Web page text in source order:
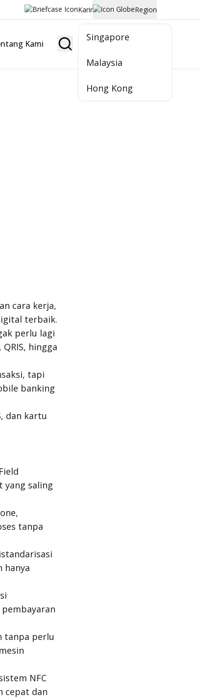
Karir Region
Singapore
Malaysia
Hong Kong
Kami Jadi Nasabah
cara kerja,
terbaik.
perlu lagi
hingga
tapi
banking
dan kartu
yang saling
tanpa
hanya
tanpa perlu
NFC
cepat dan